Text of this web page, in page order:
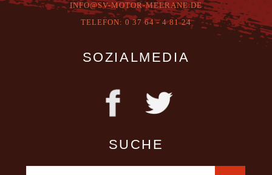
INFO@SV-MOTOR-MEERANE.DE
TELEFON: 0 37 64 - 4 81 24
SOZIALMEDIA
SUCHE